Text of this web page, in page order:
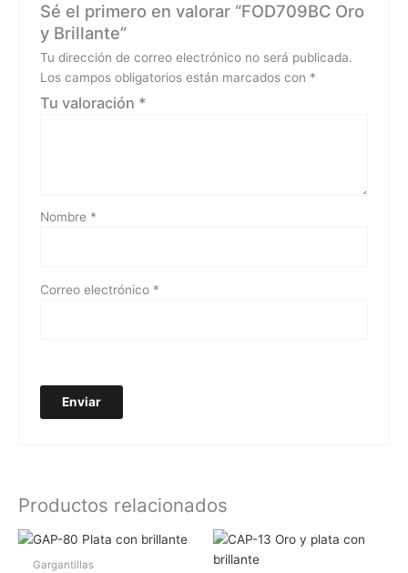
Sé el primero en valorar “FOD709BC Oro
y Brillante”
Tu dirección de correo electrónico no será publicada.
Los campos obligatorios están marcados con *
Tu valoración *
Nombre *
Correo electrónico *
Productos relacionados
Gargantillas